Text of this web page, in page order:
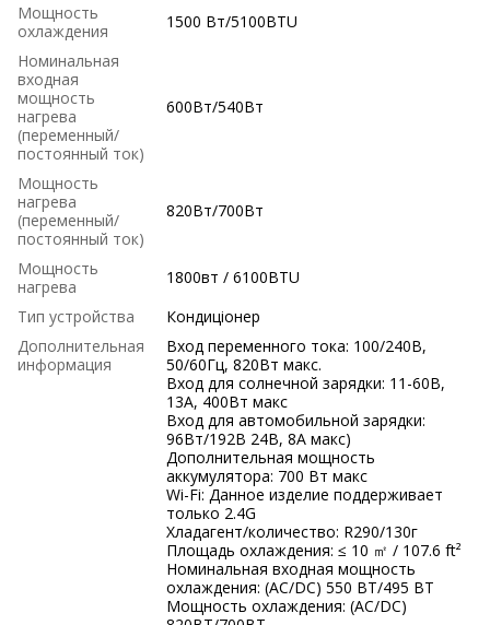
Мощность
охлаждения
1500 Вт/5100BTU
Номинальная
входная
мощность
нагрева
(переменный/
постоянный ток)
600Вт/540Вт
Мощность
нагрева
(переменный/
постоянный ток)
820Вт/700Вт
Мощность
нагрева
1800вт / 6100BTU
Тип устройства
Кондиціонер
Дополнительная
информация
Вход переменного тока: 100/240В,
50/60Гц, 820Вт макс.
Вход для солнечной зарядки: 11-60В,
13А, 400Вт макс
Вход для автомобильной зарядки:
96Вт/192В 24В, 8А макс)
Дополнительная мощность
аккумулятора: 700 Вт макс
Wi-Fi: Данное изделие поддерживает
только 2.4G
Хладагент/количество: R290/130г
Площадь охлаждения: ≤ 10 ㎡ / 107.6 ft²
Номинальная входная мощность
охлаждения: (AC/DC) 550 ВТ/495 ВТ
Мощность охлаждения: (AC/DC)